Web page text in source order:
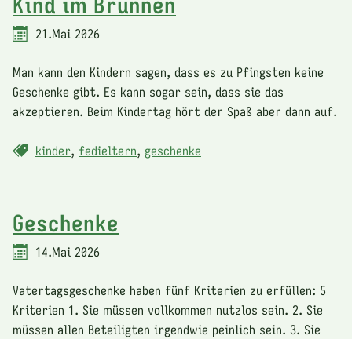
21.Mai 2026
Man kann den Kindern sagen, dass es zu Pfingsten keine
Geschenke gibt. Es kann sogar sein, dass sie das
akzeptieren. Beim Kindertag hört der Spaß aber dann auf.
kinder, fedieltern, geschenke
Geschenke
14.Mai 2026
Vatertagsgeschenke haben fünf Kriterien zu erfüllen: 5
Kriterien 1. Sie müssen vollkommen nutzlos sein. 2. Sie
müssen allen Beteiligten irgendwie peinlich sein. 3. Sie